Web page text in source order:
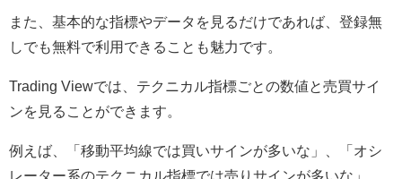
また、基本的な指標やデータを見るだけであれば、登録無
しでも無料で利用できることも魅力です。
Trading Viewでは、テクニカル指標ごとの数値と売買サイ
ンを見ることができます。
例えば、「移動平均線では買いサインが多いな」、「オシ
レーター系のテクニカル指標では売りサインが多いな」、